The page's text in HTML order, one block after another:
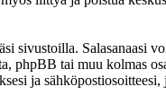
sivustoilla. Salasanaasi
phpBB tai muu kolmas
ja